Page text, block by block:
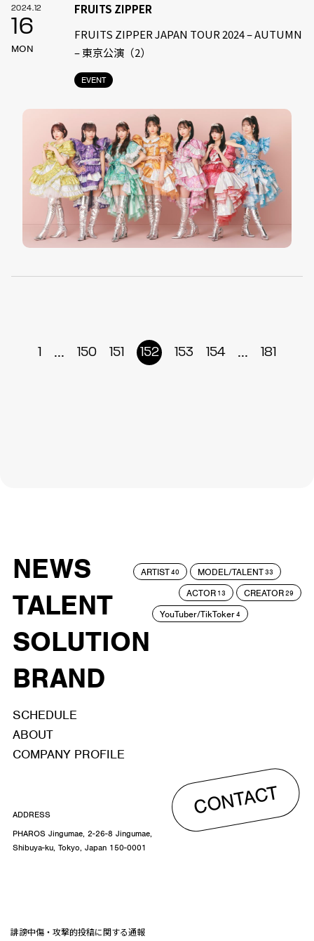
2024.12
16
MON
EVENT
FRUITS ZIPPER
FRUITS ZIPPER JAPAN TOUR 2024 – AUTUMN
– 東京公演（2）
1 ... 150 151 152 153 154 ... 181
NEWS
TALENT
SOLUTION
BRAND
ARTIST40 MODEL/TALENT33
ACTOR 13 CREATOR29
YouTuber/TikToker4
SCHEDULE
ABOUT
COMPANY PROFILE
CONTACT
ADDRESS
PHAROS Jingumae, 2-26-8 Jingumae,
Shibuya-ku, Tokyo, Japan 150-0001
誹謗中傷・攻撃的投稿に関する通報